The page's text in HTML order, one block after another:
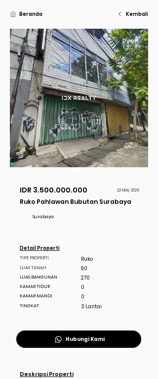
Beranda Kembali
Dijual
IDR 3.500.000.000 22 May 2025
Ruko Pahlawan Bubutan Surabaya
Surabaya
Detail Properti
TIPE PROPERTI
LUAS TANAH
LUAS BANGUNAN
KAMAR TIDUR
KAMAR MANDI
TINGKAT
Ruko
90
270
0
0
3 Lantai
Hubungi Kami
Deskripsi Properti